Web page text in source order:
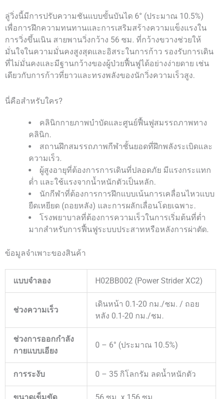
ลู่วิ่งนี้มีการปรับความชันแบบขั้นบันได 6° (ประมาณ 10.5%)
เพื่อการฝึกความทนทานและการเสริมสร้างความแข็งแรงใน
การวิ่งขึ้นเนิน สายพานวิ่งกว้าง 56 ซม. ที่กว้างขวางช่วยให้
มั่นใจในความมั่นคงสูงสุดและอิสระในการก้าว รองรับการเดิน
ที่ไม่มั่นคงและมีฐานกว้างของผู้ป่วยฟื้นฟูได้อย่างง่ายดาย เช่น
เดียวกับการก้าวที่ยาวและทรงพลังของนักวิ่งความเร็วสูง.
นี่คือสำหรับใคร?
คลินิกกายภาพบำบัดและศูนย์ฟื้นฟูสมรรถภาพทาง
คลินิก.
สถานฝึกสมรรถภาพกีฬาชั้นยอดที่ฝึกพลังระเบิดและ
ความเร็ว.
ผู้สูงอายุที่ต้องการการเดินที่ปลอดภัย มีแรงกระแทก
ต่ำ และใช้แรงจากน้ำหนักตัวเป็นหลัก.
นักกีฬาที่ต้องการการฝึกแบบเน้นการเคลื่อนไหวแบบ
ยืดเหยียด (ถอยหลัง) และการผลักเลื่อนโดยเฉพาะ.
โรงพยาบาลที่ต้องการความเร็วในการเริ่มต้นที่ต่ำ
มากสำหรับการฟื้นฟูระบบประสาทหรือหลังการผ่าตัด.
ข้อมูลจำเพาะของสินค้า
แบบจำลอง H02BB002 (Power Strider XC2)
ช่วงความเร็ว
เดินหน้า 0.1-20 กม./ชม. / ถอย
หลัง 0.1-20 กม./ชม.
ช่วงการออกกำลัง
กายแบบเอียง
0 – 6° (ประมาณ 10.5%)
การระงับ 0 – 35 กิโลกรัม ลดน้ำหนักตัว